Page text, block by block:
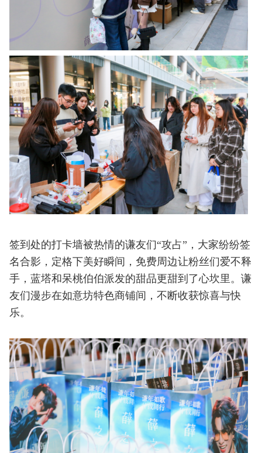
签到处的打卡墙被热情的谦友们“攻占”，大家纷纷签
名合影，定格下美好瞬间，免费周边让粉丝们爱不释
手，蓝塔和呆桃伯伯派发的甜品更甜到了心坎里。谦
友们漫步在如意坊特色商铺间，不断收获惊喜与快
乐。